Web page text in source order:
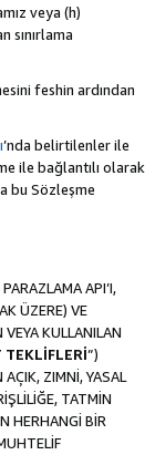
veya (h)
sınırlama
feshin ardından
’nda belirtilenler ile
ile bağlantılı olarak
bu Sözleşme
API’I,
ÜZERE) VE
KULLANILAN
TEKLİFLERİ”)
AÇIK, ZIMNİ, YASAL
TATMİN
HERHANGİ BİR